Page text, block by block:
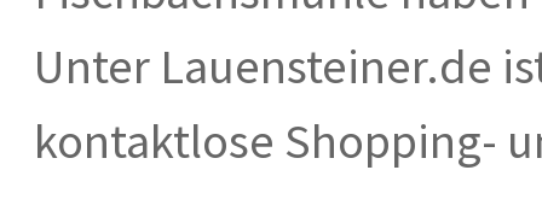
Unter Lauensteiner.de
kontaktlose Shopping-